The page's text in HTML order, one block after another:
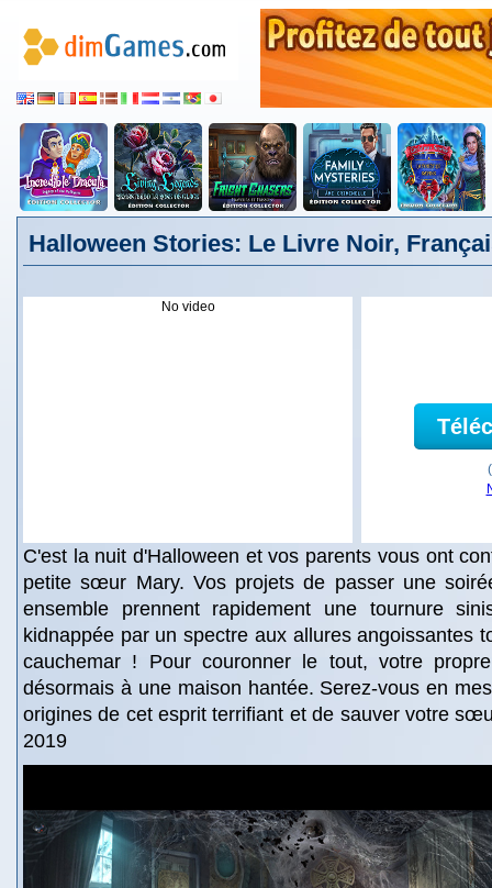
Halloween Stories: Le Livre Noir,
No video
C'est la nuit d'Halloween et vos parents vous ont
petite sœur Mary. Vos projets de passer une
ensemble prennent rapidement une tournure
kidnappée par un spectre aux allures angoissantes
cauchemar ! Pour couronner le tout, votre
désormais à une maison hantée. Serez-vous en
origines de cet esprit terrifiant et de sauver votre
2019